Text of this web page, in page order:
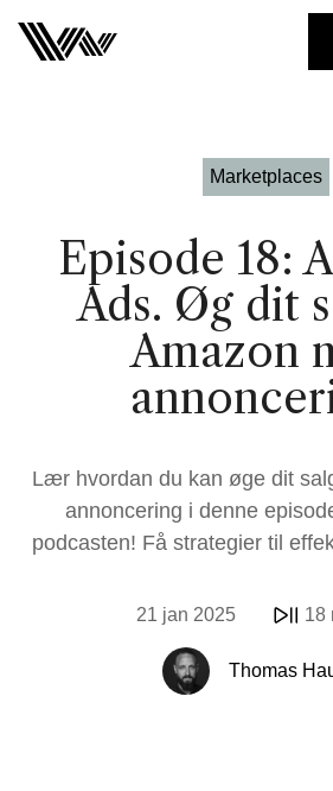
Marketplaces
Episode 18:
Ads. Øg dit
Amazon
Lær hvordan du kan øge dit
annoncering i denne
podcasten! Få strategier til
21 jan 2025 18
Thomas